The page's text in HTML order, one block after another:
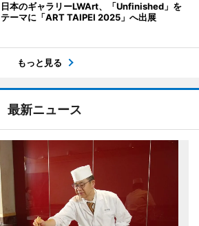
日本のギャラリーLWArt、「Unfinished」を
テーマに「ART TAIPEI 2025」へ出展
もっと見る
最新ニュース